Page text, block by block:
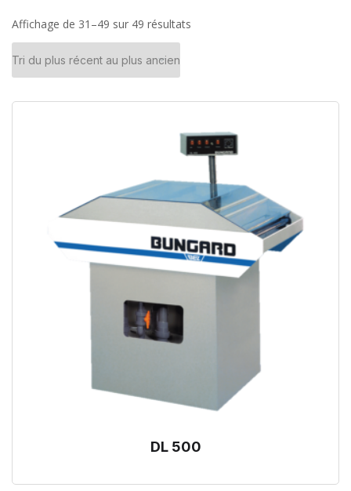
Affichage de 31–49 sur 49 résultats
DL 500